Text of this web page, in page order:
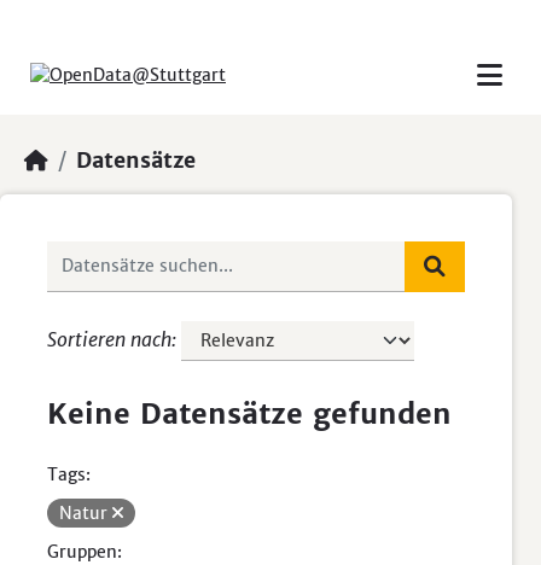
Datensätze
Sortieren nach
Keine Datensätze gefunden
Tags:
Natur
Gruppen: